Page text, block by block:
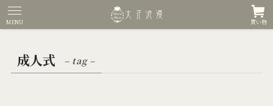
買い物
MENU
成人式 – tag –